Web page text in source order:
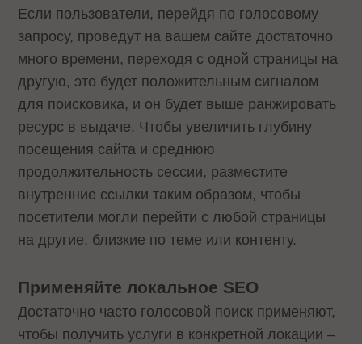
Если пользователи, перейдя по голосовому
запросу, проведут на вашем сайте достаточно
много времени, переходя с одной страницы на
другую, это будет положительным сигналом
для поисковика, и он будет выше ранжировать
ресурс в выдаче. Чтобы увеличить глубину
посещения сайта и среднюю
продолжительность сессии, разместите
внутренние ссылки таким образом, чтобы
посетители могли перейти с любой страницы
на другие, близкие по теме или контенту.
Применяйте локальное SEO
Достаточно часто голосовой поиск применяют,
чтобы получить услуги в конкретной локации –